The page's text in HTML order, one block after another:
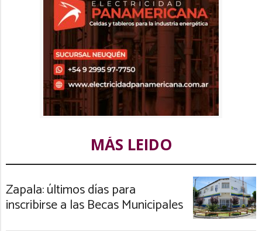
MÁS LEIDO
Zapala: últimos días para
inscribirse a las Becas Municipales